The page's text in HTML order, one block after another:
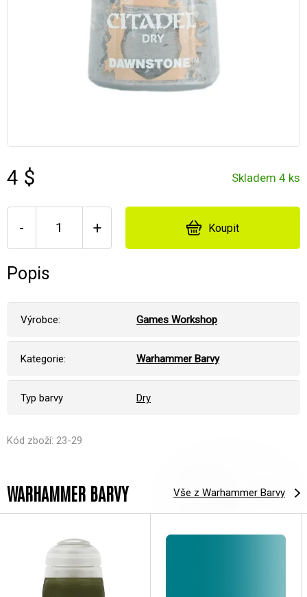
4 $ Skladem 4 ks
- + Koupit
Popis
Výrobce: Games Workshop
Kategorie: Warhammer Barvy
Typ barvy Dry
Kód zboží: 23-29
WARHAMMER BARVY Vše z Warhammer Barvy